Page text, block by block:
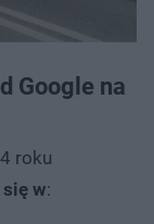
Google na
roku
w: